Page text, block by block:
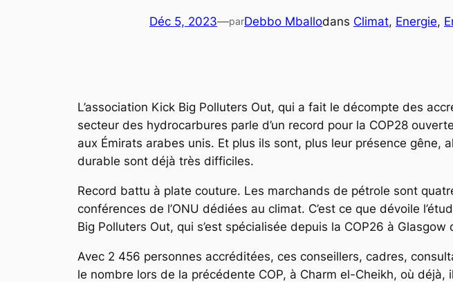
Déc 5, 2023—parDebbo Mballodans Climat, Energie,
L’association Kick Big Polluters Out, qui a fait le décompte des
secteur des hydrocarbures parle d’un record pour la COP28
aux Émirats arabes unis. Et plus ils sont, plus leur présence gêne,
durable sont déjà très difficiles.
Record battu à plate couture. Les marchands de pétrole sont
conférences de l’ONU dédiées au climat. C’est ce que dévoile
Big Polluters Out, qui s’est spécialisée depuis la COP26 à
Avec 2 456 personnes accréditées, ces conseillers, cadres,
le nombre lors de la précédente COP, à Charm el-Cheikh, où